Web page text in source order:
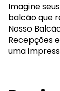
Imagine
balcão que
Nosso
Recepções
uma